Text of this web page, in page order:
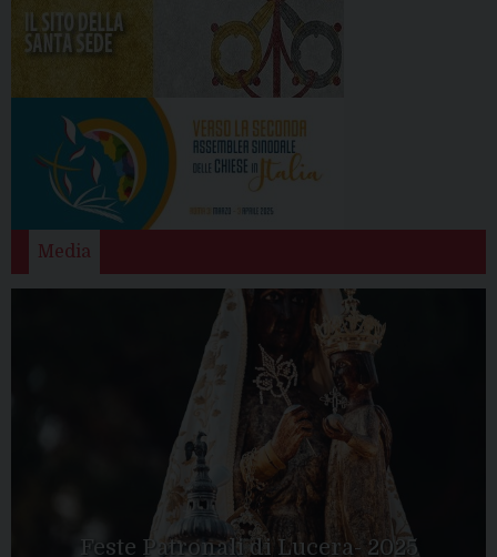
Media
Feste Patronali di Lucera- 2025